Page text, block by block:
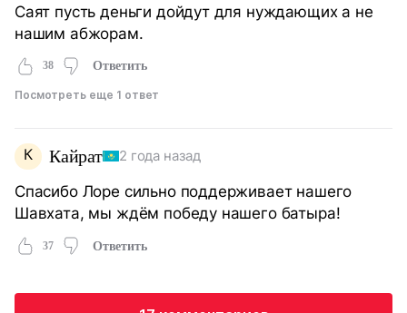
Саят пусть деньги дойдут для нуждающих а не
нашим абжорам.
38 Ответить
Посмотреть еще 1 ответ
К Кайрат 2 года назад
Спасибо Лоре сильно поддерживает нашего
Шавхата, мы ждём победу нашего батыра!
37 Ответить